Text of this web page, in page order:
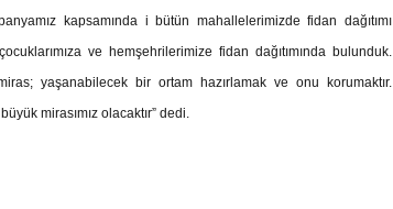
kapsamında i bütün mahallelerimizde fidan dağıtımı
ve hemşehrilerimize fidan dağıtımında bulunduk.
yaşanabilecek bir ortam hazırlamak ve onu korumaktır.
mirasımız olacaktır” dedi.